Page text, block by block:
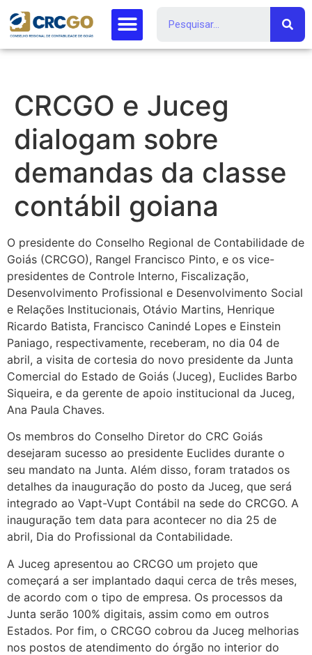
CRCGO e Juceg
dialogam sobre
demandas da classe
contábil goiana
O presidente do Conselho Regional de Contabilidade de
Goiás (CRCGO), Rangel Francisco Pinto, e os vice-
presidentes de Controle Interno, Fiscalização,
Desenvolvimento Profissional e Desenvolvimento Social
e Relações Institucionais, Otávio Martins, Henrique
Ricardo Batista, Francisco Canindé Lopes e Einstein
Paniago, respectivamente, receberam, no dia 04 de
abril, a visita de cortesia do novo presidente da Junta
Comercial do Estado de Goiás (Juceg), Euclides Barbo
Siqueira, e da gerente de apoio institucional da Juceg,
Ana Paula Chaves.
Os membros do Conselho Diretor do CRC Goiás
desejaram sucesso ao presidente Euclides durante o
seu mandato na Junta. Além disso, foram tratados os
detalhes da inauguração do posto da Juceg, que será
integrado ao Vapt-Vupt Contábil na sede do CRCGO. A
inauguração tem data para acontecer no dia 25 de
abril, Dia do Profissional da Contabilidade.
A Juceg apresentou ao CRCGO um projeto que
começará a ser implantado daqui cerca de três meses,
de acordo com o tipo de empresa. Os processos da
Junta serão 100% digitais, assim como em outros
Estados. Por fim, o CRCGO cobrou da Juceg melhorias
nos postos de atendimento do órgão no interior do